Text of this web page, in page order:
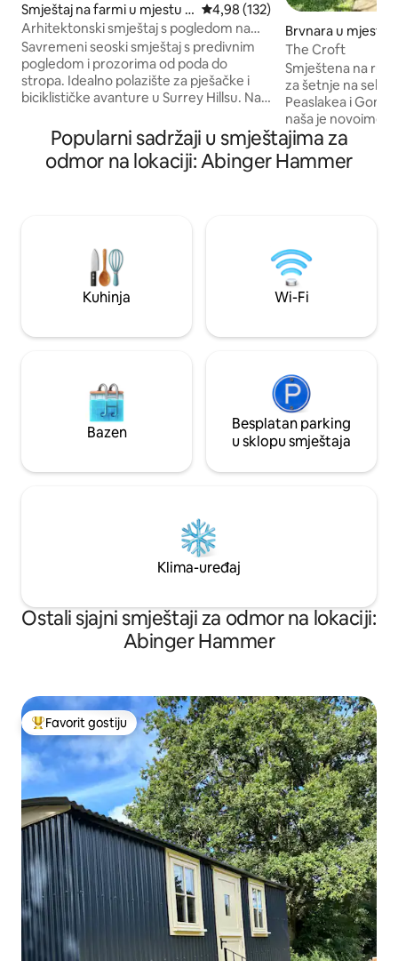
Smještaj na farmi u mjestu S
urrey
Prosječna ocjena: 4,98 od 5,
4,98 (132)
Arhitektonski smještaj s pogledom na
prirodu u blizini Guildforda
Savremeni seoski smještaj s predivnim
pogledom i prozorima od poda do
stropa. Idealno polazište za pješačke i
biciklističke avanture u Surrey Hillsu. Na
sadržaja. Savršeno utočište za parove.
Zimi se udobno smjestite uz kamin s tri
strane. Uživajte u ljetnom opuštanju na
dobrodošla, ali moraju biti pod nadzorom
jer imamo pse i poljoprivredne mašine.
Brvnara u mjestu
The Croft
Smještena na
za šetnje na selu
Peaslakea i
naša je
brvnara, u našem
hektara. Croft je
veličine koja nudi
držati na
samo 2 odrasle
nema beba ili
Popularni sadržaji u smještajima za
odmor na lokaciji: Abinger Hammer
Kuhinja Wi-Fi
Bazen
Besplatan parking
u sklopu smještaja
Klima-uređaj
Ostali sjajni smještaji za odmor na lokaciji:
Abinger Hammer
Glavni favorit gostiju
Favorit gostiju